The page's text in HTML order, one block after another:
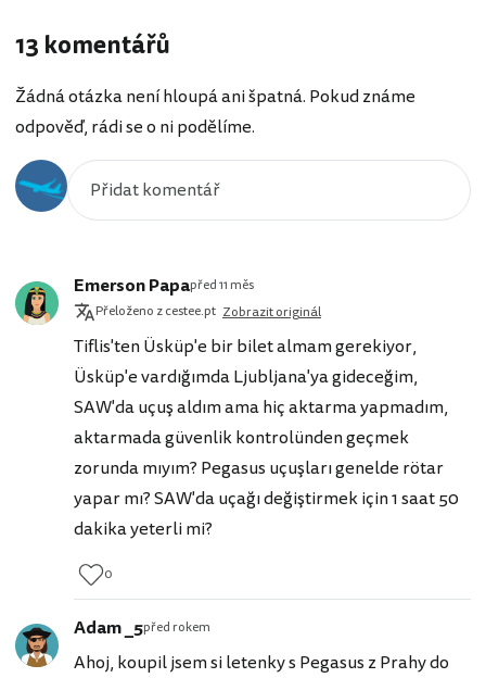
13 komentářů
Žádná otázka není hloupá ani špatná. Pokud známe
odpověď, rádi se o ni podělíme.
Emerson Papapřed 11 měs
Přeloženo z cestee.pt Zobrazit originál
Tiflis'ten Üsküp'e bir bilet almam gerekiyor,
Üsküp'e vardığımda Ljubljana'ya gideceğim,
SAW'da uçuş aldım ama hiç aktarma yapmadım,
aktarmada güvenlik kontrolünden geçmek
zorunda mıyım? Pegasus uçuşları genelde rötar
yapar mı? SAW'da uçağı değiştirmek için 1 saat 50
dakika yeterli mi?
0
Adam _5před rokem
Ahoj, koupil jsem si letenky s Pegasus z Prahy do